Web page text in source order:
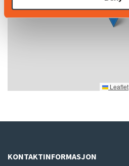
Leaflet
KONTAKTINFORMASJON